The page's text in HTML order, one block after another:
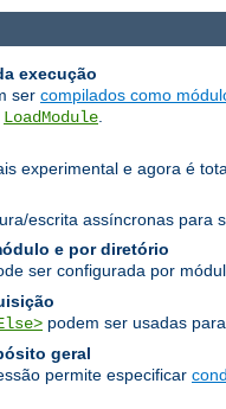
execução
ser compilados como
LoadModule
experimental e agora é
escrita assíncronas para
e por diretório
ser configurada por
podem ser usadas
geral
permite especificar